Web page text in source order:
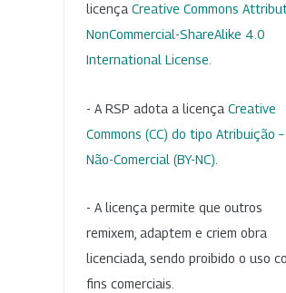
licença Creative Commons
NonCommercial-ShareAlike 4.0
International License
- A RSP adota a licença Creative
Commons (CC) do tipo Atribuição –
Não-Comercial (BY-NC)
- A licença permite que outros
remixem, adaptem e criem obra
licenciada, sendo proibido o uso
fins comerciais.